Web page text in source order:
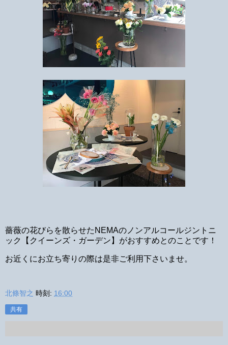
薔薇の花びらを散らせたNEMAのノンアルコールジントニ
ック【クイーンズ・ガーデン】がおすすめとのことです！
お近くにお立ち寄りの際は是非ご利用下さいませ。
北條智之 時刻: 16:00
共有